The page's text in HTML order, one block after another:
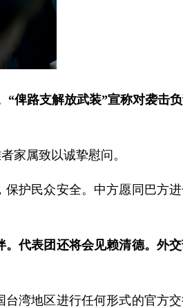
俾路支解放武装”宣称对袭击
家属致以诚挚慰问。
护民众安全。中方愿同巴方
代表团还将会见赖清德。外
湾地区进行任何形式的官方